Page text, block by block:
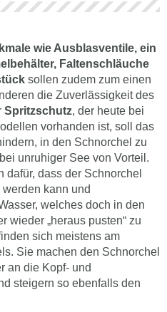
wie Ausblasventile, ein
Faltenschläuche
sollen zudem zum einen
die Zuverlässigkeit des
Spritzschutz, der heute bei
vorhanden ist, soll das
in den Schnorchel zu
unruhiger See von Vorteil.
dass der Schnorchel
kann und
welches doch in den
wieder „heraus pusten“ zu
sich meistens am
Sie machen den Schnorchel
an die Kopf- und
steigern so ebenfalls den